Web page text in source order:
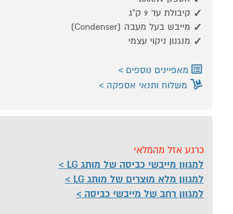
קיבולת עד 9 ק"ג
מייבש בעל מעבה (Condenser)
מנגנון ניקוי עצמי
מאפיינים נוספים
משלוח ותנאי אספקה
כרגע אזל מהמלאי
למגוון מייבשי כביסה של מותג LG
למגוון מלא מוצרים של מותג LG
למגוון רחב של מייבשי כביסה